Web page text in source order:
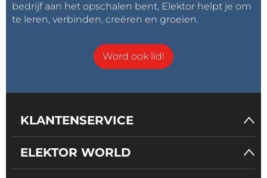
en u ontvangt een
e-mail zodra er een nieuw item hierover op onze
bedrijf aan het opschalen bent, Elektor helpt je om
te leren, verbinden, creëren en groeien.
Word ook lid!
KLANTENSERVICE
ELEKTOR WORLD